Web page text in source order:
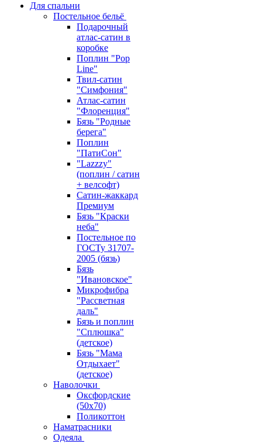
Для спальни
Постельное бельё
Подарочный
атлас-сатин в
коробке
Поплин "Pop
Line"
Твил-сатин
"Симфония"
Атлас-сатин
"Флоренция"
Бязь "Родные
берега"
Поплин
"ПатиСон"
"Lazzzy"
(поплин / сатин
+ велсофт)
Сатин-жаккард
Премиум
Бязь "Краски
неба"
Постельное по
ГОСТу 31707-
2005 (бязь)
Бязь
"Ивановское"
Микрофибра
"Рассветная
даль"
Бязь и поплин
"Сплюшка"
(детское)
Бязь "Мама
Отдыхает"
(детское)
Наволочки
Оксфордские
(50х70)
Поликоттон
Наматрасники
Одеяла